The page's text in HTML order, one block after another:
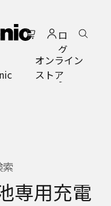
ロ
グ
イ
ン
オンライン
ストア
専用充電